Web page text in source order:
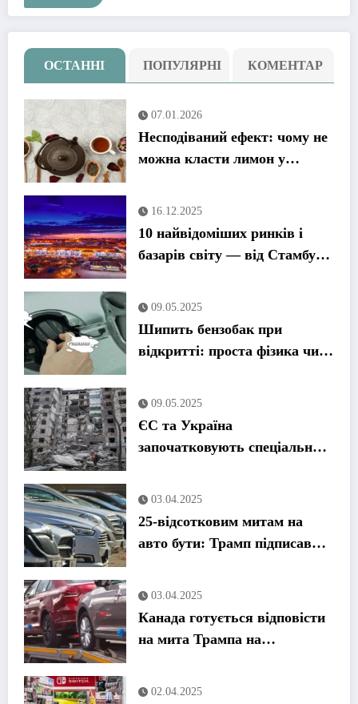
ОСТАННІ ПОПУЛЯРНІ КОМЕНТАР
07.01.2026
Несподіваний ефект: чому не
можна класти лимон у
16.12.2025
10 найвідоміших ринків і
базарів світу — від Стамбула
09.05.2025
Шипить бензобак при
відкритті: проста фізика чи
09.05.2025
ЄС та Україна
започатковують спеціальний
03.04.2025
25-відсотковим митам на
авто бути: Трамп підписав
03.04.2025
Канада готується відповісти
на мита Трампа на
02.04.2025